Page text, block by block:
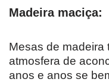
Madeira maciça:
Mesas de madeira
atmosfera de
anos e anos se